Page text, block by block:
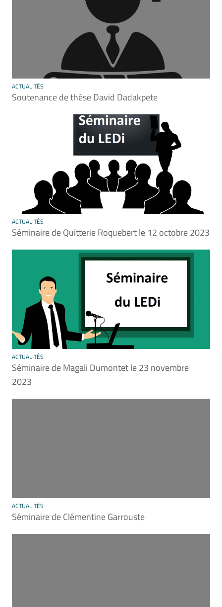
ACTUALITÉS
Soutenance de thèse David Dadakpete
ACTUALITÉS
Séminaire de Quitterie Roquebert le 12 octobre 2023
ACTUALITÉS
Séminaire de Magali Dumontet le 23 novembre
2023
ACTUALITÉS
Séminaire de Clémentine Garrouste